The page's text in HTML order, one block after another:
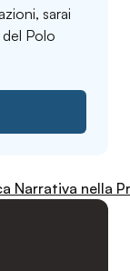
sarai
Polo
Narrativa nella